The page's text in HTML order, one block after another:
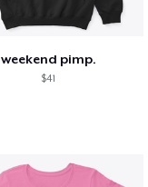
weekend pimp.
$41